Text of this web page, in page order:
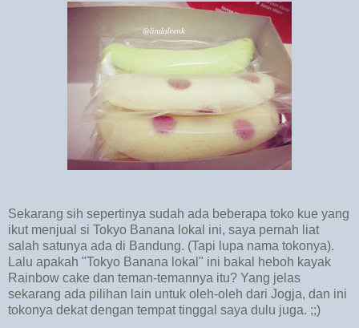
Sekarang sih sepertinya sudah ada beberapa toko kue yang
ikut menjual si Tokyo Banana lokal ini, saya pernah liat
salah satunya ada di Bandung. (Tapi lupa nama tokonya).
Lalu apakah "Tokyo Banana lokal" ini bakal heboh kayak
Rainbow cake dan teman-temannya itu? Yang jelas
sekarang ada pilihan lain untuk oleh-oleh dari Jogja, dan ini
tokonya dekat dengan tempat tinggal saya dulu juga. ;;)